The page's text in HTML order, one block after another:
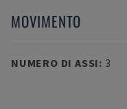
MOVIMENTO
NUMERO DI ASSI: 3